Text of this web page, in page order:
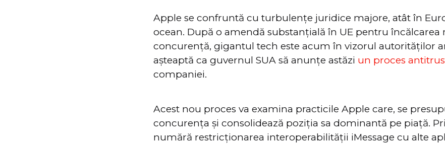
Apple se confruntă cu turbulențe juridice majore, atât în
ocean. După o amendă substanțială în UE pentru încălcarea
concurență, gigantul tech este acum în vizorul autorităților
așteaptă ca guvernul SUA să anunțe astăzi un proces
companiei.
Acest nou proces va examina practicile Apple care, se
concurența și consolidează poziția sa dominantă pe piață.
numără restricționarea interoperabilității iMessage cu alte